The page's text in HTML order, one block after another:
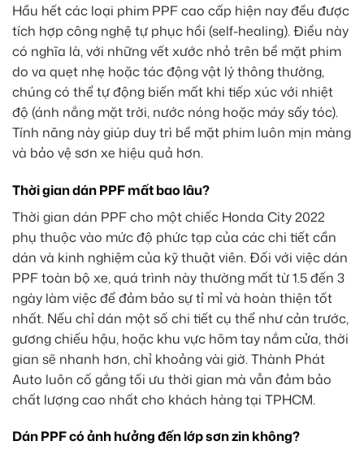
Hầu hết các loại phim PPF cao cấp hiện nay đều được
tích hợp công nghệ tự phục hồi (self-healing). Điều này
có nghĩa là, với những vết xước nhỏ trên bề mặt phim
do va quẹt nhẹ hoặc tác động vật lý thông thường,
chúng có thể tự động biến mất khi tiếp xúc với nhiệt
độ (ánh nắng mặt trời, nước nóng hoặc máy sấy tóc).
Tính năng này giúp duy trì bề mặt phim luôn mịn màng
và bảo vệ sơn xe hiệu quả hơn.
Thời gian dán PPF mất bao lâu?
Thời gian dán PPF cho một chiếc Honda City 2022
phụ thuộc vào mức độ phức tạp của các chi tiết cần
dán và kinh nghiệm của kỹ thuật viên. Đối với việc dán
PPF toàn bộ xe, quá trình này thường mất từ 1.5 đến 3
ngày làm việc để đảm bảo sự tỉ mỉ và hoàn thiện tốt
nhất. Nếu chỉ dán một số chi tiết cụ thể như cản trước,
gương chiếu hậu, hoặc khu vực hõm tay nắm cửa, thời
gian sẽ nhanh hơn, chỉ khoảng vài giờ. Thành Phát
Auto luôn cố gắng tối ưu thời gian mà vẫn đảm bảo
chất lượng cao nhất cho khách hàng tại TPHCM.
Dán PPF có ảnh hưởng đến lớp sơn zin không?